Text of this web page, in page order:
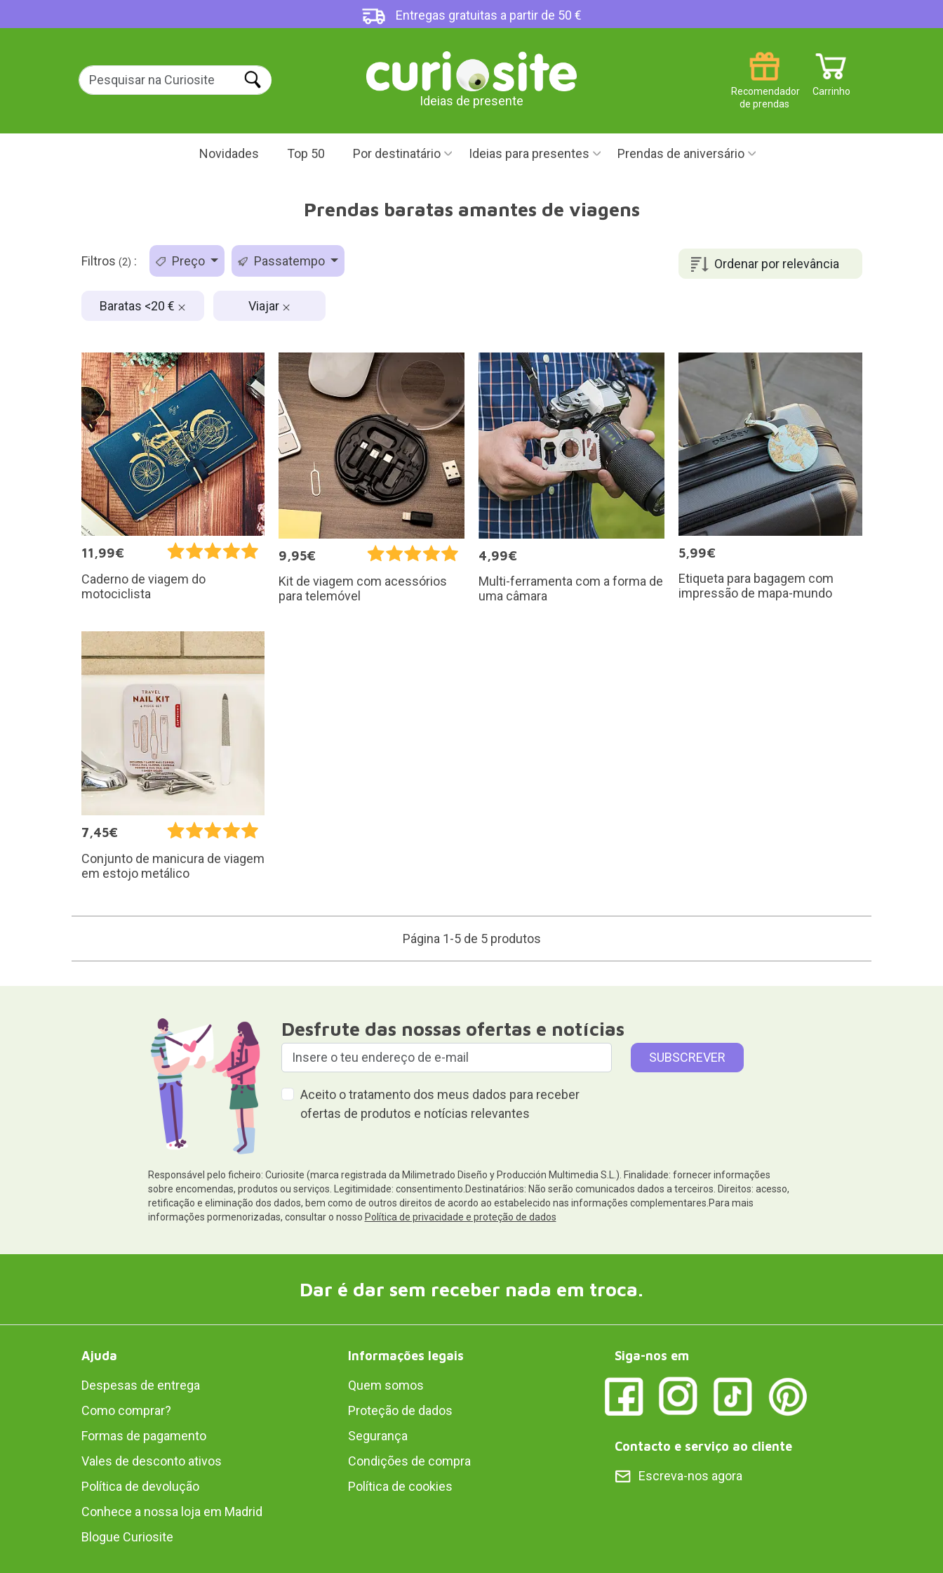
Entregas gratuitas a partir de 50 €
Ideias de presente
Carrinho
Recomendador
de prendas
Novidades Top 50 Por destinatário Ideias para presentes Prendas de aniversário
Prendas baratas amantes de viagens
Ordenar por relevância
Filtros (2) : Preço Passatempo
Baratas <20 € Viajar
11,99€
Caderno de viagem do
motociclista
9,95€
Kit de viagem com acessórios
para telemóvel
4,99€
Multi-ferramenta com a forma de
uma câmara
5,99€
Etiqueta para bagagem com
impressão de mapa-mundo
7,45€
Conjunto de manicura de viagem
em estojo metálico
Página 1-5 de 5 produtos
Desfrute das nossas ofertas e notícias
Aceito o tratamento dos meus dados para receber
ofertas de produtos e notícias relevantes
Responsável pelo ficheiro: Curiosite (marca registrada da Milimetrado Diseño y Producción Multimedia S.L.). Finalidade: fornecer informações
sobre encomendas, produtos ou serviços. Legitimidade: consentimento.Destinatários: Não serão comunicados dados a terceiros. Direitos: acesso,
retificação e eliminação dos dados, bem como de outros direitos de acordo ao estabelecido nas informações complementares.Para mais
informações pormenorizadas, consultar o nosso Política de privacidade e proteção de dados
Dar é dar sem receber nada em troca.
Ajuda
Despesas de entrega
Como comprar?
Formas de pagamento
Vales de desconto ativos
Política de devolução
Conhece a nossa loja em Madrid
Blogue Curiosite
Informações legais
Quem somos
Proteção de dados
Segurança
Condições de compra
Política de cookies
Siga-nos em
Contacto e serviço ao cliente
Escreva-nos agora